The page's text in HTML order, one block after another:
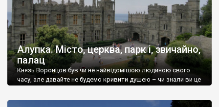
Алупка. Місто, церква, парк і, звичайно,
палац
Князь Воронцов був чи не найвідомішою людиною свого
часу, але давайте не будемо кривити душею – чи знали ви це